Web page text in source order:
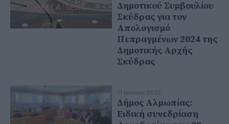
Δημοτικού Συμβουλίου
Σκύδρας για τον
Απολογισμό
Πεπραγμένων 2024 της
Δημοτικής Αρχής
Σκύδρας
11 Ιουνίου 2025
Δήμος Αλμωπίας:
Ειδική συνεδρίαση